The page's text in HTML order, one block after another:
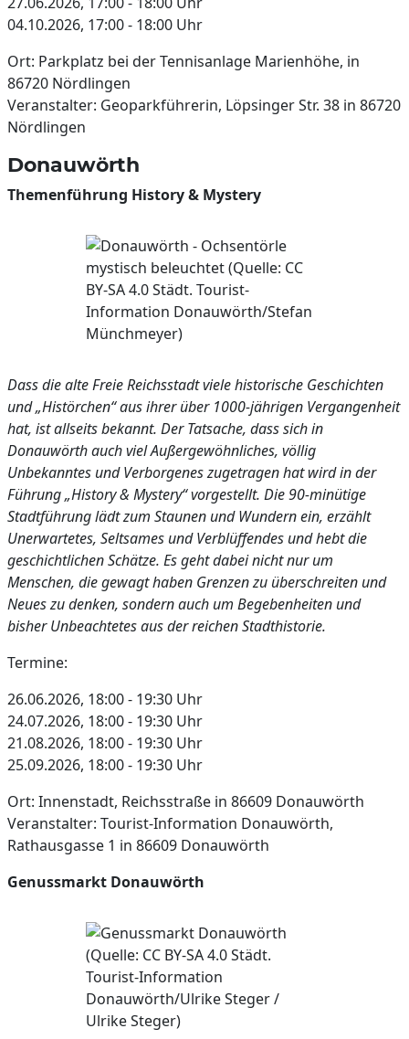
04.10.2026, 17:00 - 18:00 Uhr
Ort: Parkplatz bei der Tennisanlage Marienhöhe, in
86720 Nördlingen
Veranstalter: Geoparkführerin, Löpsinger Str. 38 in 86720
Nördlingen
Donauwörth
Themenführung History & Mystery
Dass die alte Freie Reichsstadt viele historische Geschichten
und „Histörchen“ aus ihrer über 1000-jährigen Vergangenheit
hat, ist allseits bekannt. Der Tatsache, dass sich in
Donauwörth auch viel Außergewöhnliches, völlig
Unbekanntes und Verborgenes zugetragen hat wird in der
Führung „History & Mystery“ vorgestellt. Die 90-minütige
Stadtführung lädt zum Staunen und Wundern ein, erzählt
Unerwartetes, Seltsames und Verblüffendes und hebt die
geschichtlichen Schätze. Es geht dabei nicht nur um
Menschen, die gewagt haben Grenzen zu überschreiten und
Neues zu denken, sondern auch um Begebenheiten und
bisher Unbeachtetes aus der reichen Stadthistorie.
Termine:
26.06.2026, 18:00 - 19:30 Uhr
24.07.2026, 18:00 - 19:30 Uhr
21.08.2026, 18:00 - 19:30 Uhr
25.09.2026, 18:00 - 19:30 Uhr
Ort: Innenstadt, Reichsstraße in 86609 Donauwörth
Veranstalter: Tourist-Information Donauwörth,
Rathausgasse 1 in 86609 Donauwörth
Genussmarkt Donauwörth